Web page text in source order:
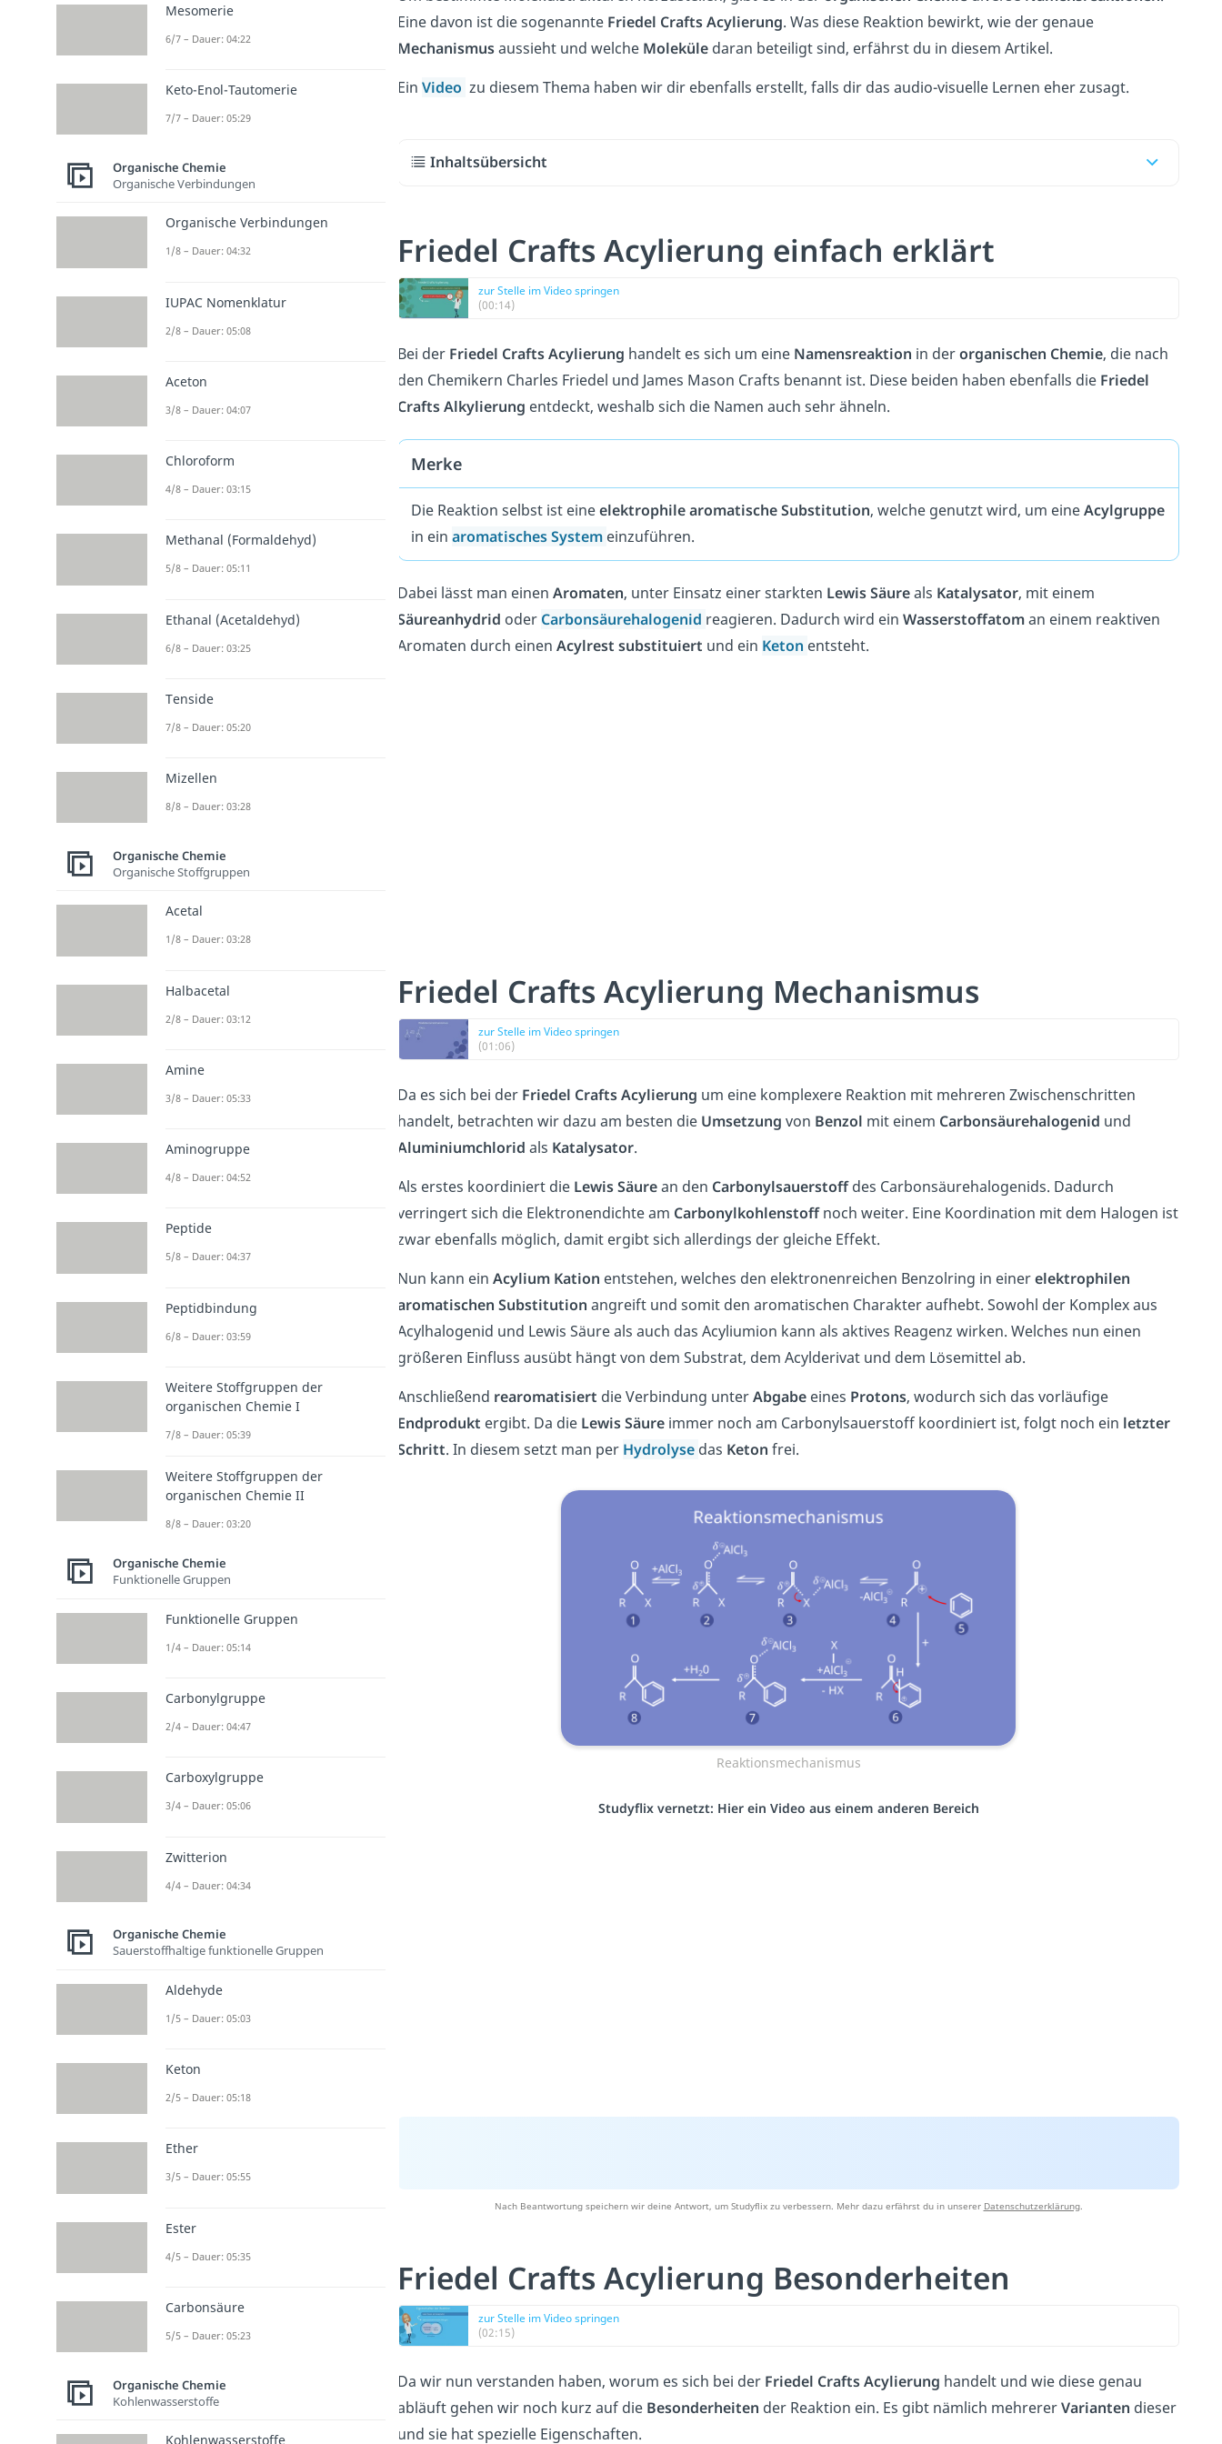
Eine davon ist die sogenannte Friedel CraftsAcylierung. Was diese Reaktion bewirkt, wie der genaue
Mechanismusaussieht und welche Moleküle daran beteiligt sind, erfährst du in diesem Artikel.
Ein Video zu diesem Thema haben wir dir ebenfalls erstellt, falls dir das audio-visuelle Lernen eher zusagt.
Inhaltsübersicht
Friedel Crafts Acylierung einfach erklärt
zur Stelle im Video springen
(00:14)
Bei der Friedel CraftsAcylierung handelt es sich um eine Namensreaktion in derorganischen Chemie, die nach
den Chemikern Charles Friedel und James Mason Crafts benannt ist. Diese beiden haben ebenfalls die Friedel
CraftsAlkylierung entdeckt, weshalb sich die Namen auch sehr ähneln.
Merke
Die Reaktion selbst ist eineelektrophilearomatischeSubstitution, welche genutzt wird, um eineAcylgruppe
in ein aromatischesSystem einzuführen.
Dabei lässt man einen Aromaten, unter Einsatz einer starkten LewisSäureals Katalysator, mit einem
Säureanhydrid oder Carbonsäurehalogenid reagieren. Dadurch wird ein Wasserstoffatoman einem reaktiven
Aromaten durch einen Acylrest substituiert und ein Keton entsteht.
Friedel Crafts Acylierung Mechanismus
zur Stelle im Video springen
(01:06)
Da es sich bei der Friedel CraftsAcylierung um eine komplexere Reaktion mit mehreren Zwischenschritten
handelt, betrachten wir dazu am besten die Umsetzung von Benzol mit einem Carbonsäurehalogenid und
Aluminiumchlorid als Katalysator.
Als erstes koordiniert die LewisSäurean den Carbonylsauerstoffdes Carbonsäurehalogenids. Dadurch
verringert sich die Elektronendichte am Carbonylkohlenstoffnoch weiter. Eine Koordination mit dem Halogen ist
zwar ebenfalls möglich, damit ergibt sich allerdings der gleiche Effekt.
Nun kann ein Acylium Kation entstehen, welches den elektronenreichen Benzolring in einerelektrophilen
aromatischen Substitution angreift und somit den aromatischen Charakter aufhebt. Sowohl der Komplex aus
Acylhalogenid und Lewis Säure als auch das Acyliumion kann als aktives Reagenz wirken. Welches nun einen
größeren Einfluss ausübt hängt von dem Substrat, dem Acylderivat und dem Lösemittel ab.
Anschließend rearomatisiert die Verbindung unterAbgabe eines Protons, wodurch sich das vorläufige
Endprodukt ergibt. Da die LewisSäure immer noch am Carbonylsauerstoff koordiniert ist, folgt noch ein letzter
Schritt. In diesem setzt man per Hydrolyse das Keton frei.
Reaktionsmechanismus
Studyflix vernetzt: Hier ein Video aus einem anderen Bereich
Nach Beantwortung speichern wir deine Antwort, um Studyflix zu verbessern. Mehr dazu erfährst du in unserer Datenschutzerklärung.
Friedel Crafts Acylierung Besonderheiten
zur Stelle im Video springen
(02:15)
Da wir nun verstanden haben, worum es sich bei der Friedel CraftsAcylierung handelt und wie diese genau
abläuft gehen wir noch kurz auf die Besonderheiten der Reaktion ein. Es gibt nämlich mehrererVarianten dieser
und sie hat spezielle Eigenschaften.
Mesomerie
6/7 – Dauer: 04:22
Keto-Enol-Tautomerie
7/7 – Dauer: 05:29
Organische Chemie
Organische Verbindungen
Organische Verbindungen
1/8 – Dauer: 04:32
IUPAC Nomenklatur
2/8 – Dauer: 05:08
Aceton
3/8 – Dauer: 04:07
Chloroform
4/8 – Dauer: 03:15
Methanal (Formaldehyd)
5/8 – Dauer: 05:11
Ethanal (Acetaldehyd)
6/8 – Dauer: 03:25
Tenside
7/8 – Dauer: 05:20
Mizellen
8/8 – Dauer: 03:28
Organische Chemie
Organische Stoffgruppen
Acetal
1/8 – Dauer: 03:28
Halbacetal
2/8 – Dauer: 03:12
Amine
3/8 – Dauer: 05:33
Aminogruppe
4/8 – Dauer: 04:52
Peptide
5/8 – Dauer: 04:37
Peptidbindung
6/8 – Dauer: 03:59
Weitere Stoffgruppen der
organischen Chemie I
7/8 – Dauer: 05:39
Weitere Stoffgruppen der
organischen Chemie II
8/8 – Dauer: 03:20
Organische Chemie
Funktionelle Gruppen
Funktionelle Gruppen
1/4 – Dauer: 05:14
Carbonylgruppe
2/4 – Dauer: 04:47
Carboxylgruppe
3/4 – Dauer: 05:06
Zwitterion
4/4 – Dauer: 04:34
Organische Chemie
Sauerstoffhaltige funktionelle Gruppen
Aldehyde
1/5 – Dauer: 05:03
Keton
2/5 – Dauer: 05:18
Ether
3/5 – Dauer: 05:55
Ester
4/5 – Dauer: 05:35
Carbonsäure
5/5 – Dauer: 05:23
Organische Chemie
Kohlenwasserstoffe
Kohlenwasserstoffe